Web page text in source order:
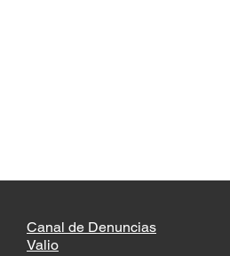
Canal de Denuncias
Valio